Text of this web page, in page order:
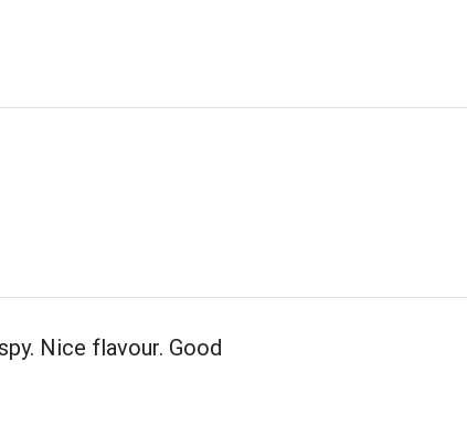
Nice flavour. Good